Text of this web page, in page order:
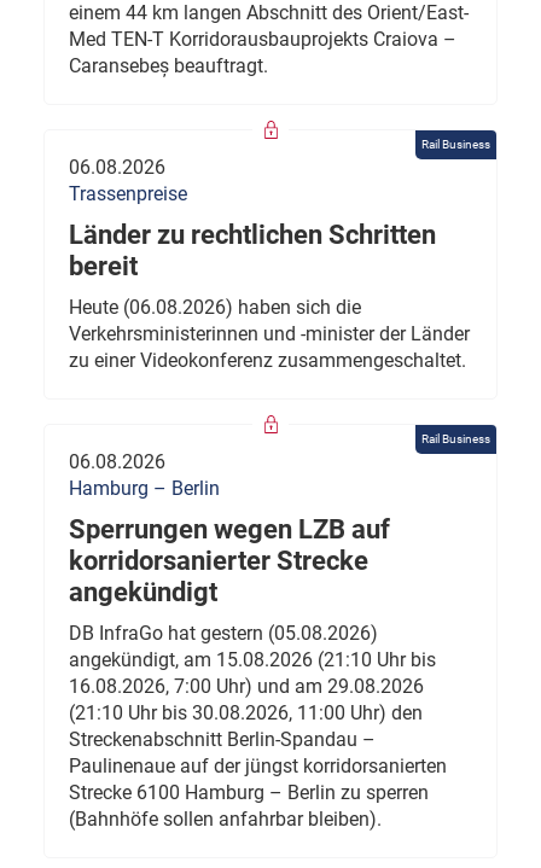
einem 44 km langen Abschnitt des Orient/East-
Med TEN-T Korridorausbauprojekts Craiova –
Caransebeș beauftragt.
Rail Business
06.08.2026
Trassenpreise
Länder zu rechtlichen Schritten
bereit
Heute (06.08.2026) haben sich die
Verkehrsministerinnen und -minister der Länder
zu einer Videokonferenz zusammengeschaltet.
Rail Business
06.08.2026
Hamburg – Berlin
Sperrungen wegen LZB auf
korridorsanierter Strecke
angekündigt
DB InfraGo hat gestern (05.08.2026)
angekündigt, am 15.08.2026 (21:10 Uhr bis
16.08.2026, 7:00 Uhr) und am 29.08.2026
(21:10 Uhr bis 30.08.2026, 11:00 Uhr) den
Streckenabschnitt Berlin-Spandau –
Paulinenaue auf der jüngst korridorsanierten
Strecke 6100 Hamburg – Berlin zu sperren
(Bahnhöfe sollen anfahrbar bleiben).